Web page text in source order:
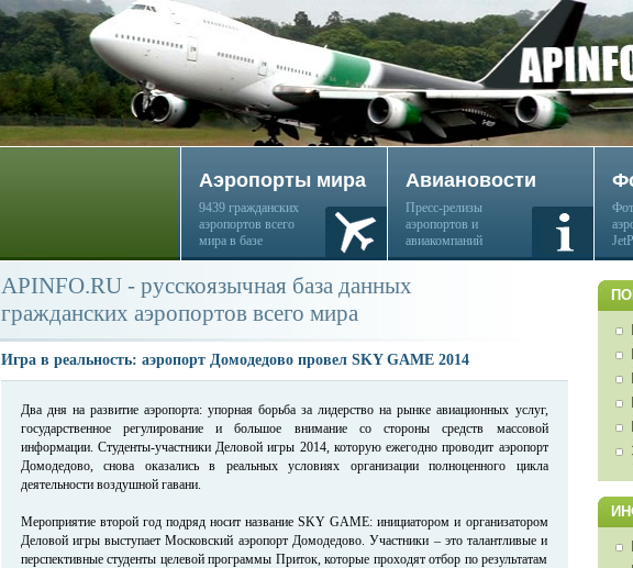
Аэропорты мира
9439 гражданских
аэропортов всего
мира в базе
Авиановости
Пресс-релизы
аэропортов и
авиакомпаний
APINFO.RU - русскоязычная база данных
гражданских аэропортов всего мира
Игра в реальность: аэропорт Домодедово провел SKY GAME 2014
Два дня на развитие аэропорта: упорная борьба за лидерство на рынке авиационных услуг,
государственное регулирование и большое внимание со стороны средств массовой
информации. Студенты-участники Деловой игры 2014, которую ежегодно проводит аэропорт
Домодедово, снова оказались в реальных условиях организации полноценного цикла
деятельности воздушной гавани.
Мероприятие второй год подряд носит название SKY GAME: инициатором и организатором
Деловой игры выступает Московский аэропорт Домодедово. Участники – это талантливые и
перспективные студенты целевой программы Приток, которые проходят отбор по результатам